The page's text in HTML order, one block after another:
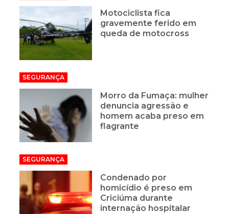
Motociclista fica
gravemente ferido em
queda de motocross
SEGURANÇA
Morro da Fumaça: mulher
denuncia agressão e
homem acaba preso em
flagrante
SEGURANÇA
Condenado por
homicídio é preso em
Criciúma durante
internação hospitalar